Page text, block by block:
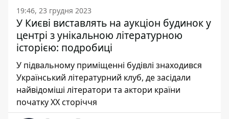
19:46, 23 грудня 2023
У Києві виставлять на аукціон будинок у
центрі з унікальною літературною
історією: подробиці
У підвальному приміщенні будівлі знаходився
Український літературний клуб, де засідали
найвідоміші літератори та актори країни
початку ХХ сторіччя